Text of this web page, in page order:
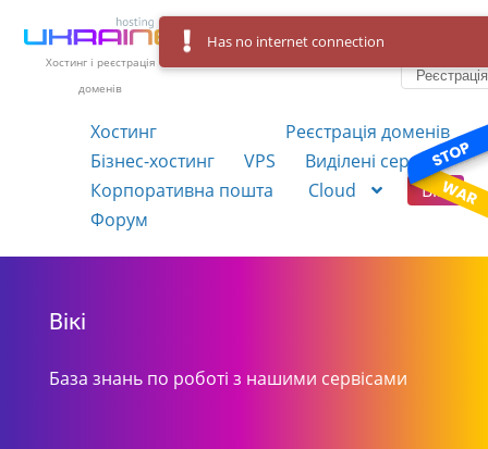
Хостинг і реєстрація
доменів
Реєстрація
Хостинг
Реєстрація доменів
Бізнес-хостинг
VPS
Виділені сервера
Корпоративна пошта
Cloud
Вікі
Форум
Вікі
База знань по роботі з нашими сервісами
Has no internet connection